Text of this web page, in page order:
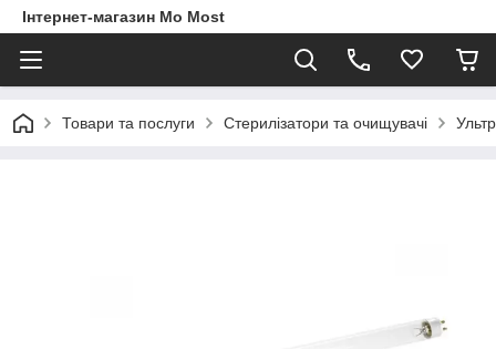
Інтернет-магазин Mo Most
Товари та послуги Стерилізатори та очищувачі